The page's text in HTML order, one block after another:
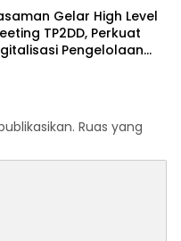
Gelar High Level
TP2DD, Perkuat
Pengelolaan
Ruas yang